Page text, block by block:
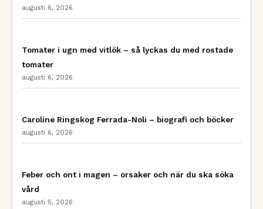
augusti 6, 2026
Tomater i ugn med vitlök – så lyckas du med rostade
tomater
augusti 6, 2026
Caroline Ringskog Ferrada-Noli – biografi och böcker
augusti 6, 2026
Feber och ont i magen – orsaker och när du ska söka
vård
augusti 5, 2026